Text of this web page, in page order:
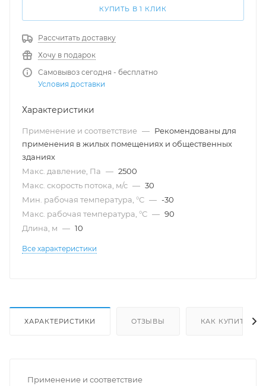
КУПИТЬ В 1 КЛИК
Рассчитать доставку
Хочу в подарок
Самовывоз сегодня - бесплатно
Условия доставки
Характеристики
Применение и соответствие — Рекомендованы для
применения в жилых помещениях и общественных
зданиях
Макс. давление, Па — 2500
Макс. скорость потока, м/с — 30
Мин. рабочая температура, °С — -30
Макс. рабочая температура, °С — 90
Длина, м — 10
Все характеристики
ХАРАКТЕРИСТИКИ ОТЗЫВЫ КАК КУПИТЬ
Применение и соответствие